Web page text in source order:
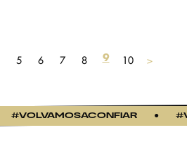
5 6 7 8 9 10 >
#VOLVAMOSACONFIAR